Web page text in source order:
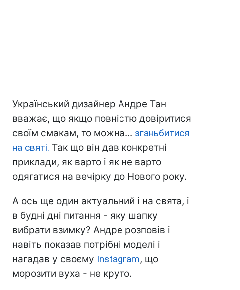
Український дизайнер Андре Тан
вважає, що якщо повністю довіритися
своїм смакам, то можна... зганьбитися
на святі. Так що він дав конкретні
приклади, як варто і як не варто
одягатися на вечірку до Нового року.
А ось ще один актуальний і на свята, і
в будні дні питання - яку шапку
вибрати взимку? Андре розповів і
навіть показав потрібні моделі і
нагадав у своєму Instagram, що
морозити вуха - не круто.